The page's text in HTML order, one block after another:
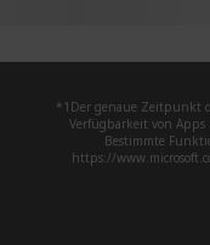
*1Der genaue Zeitpunkt
Verfügbarkeit von Apps
Bestimmte
https://